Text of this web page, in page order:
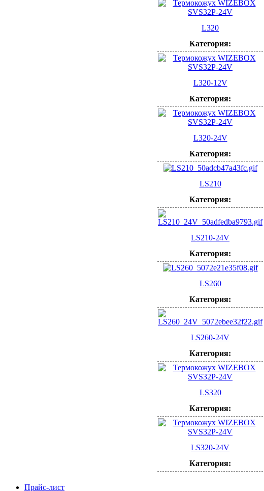
L320
Категория:
L320-12V
Категория:
L320-24V
Категория:
LS210
Категория:
LS210-24V
Категория:
LS260
Категория:
LS260-24V
Категория:
LS320
Категория:
LS320-24V
Категория:
Прайс-лист